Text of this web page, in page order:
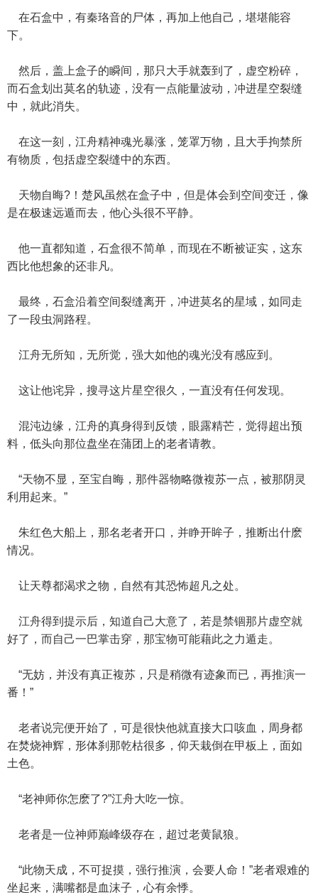
在石盒中，有秦珞音的尸体，再加上他自己，堪堪能容
下。
然后，盖上盒子的瞬间，那只大手就轰到了，虚空粉碎，
而石盒划出莫名的轨迹，没有一点能量波动，冲进星空裂缝
中，就此消失。
在这一刻，江舟精神魂光暴涨，笼罩万物，且大手拘禁所
有物质，包括虚空裂缝中的东西。
天物自晦?！楚风虽然在盒子中，但是体会到空间变迁，像
是在极速远遁而去，他心头很不平静。
他一直都知道，石盒很不简单，而现在不断被证实，这东
西比他想象的还非凡。
最终，石盒沿着空间裂缝离开，冲进莫名的星域，如同走
了一段虫洞路程。
江舟无所知，无所觉，强大如他的魂光没有感应到。
这让他诧异，搜寻这片星空很久，一直没有任何发现。
混沌边缘，江舟的真身得到反馈，眼露精芒，觉得超出预
料，低头向那位盘坐在蒲团上的老者请教。
“天物不显，至宝自晦，那件器物略微複苏一点，被那阴灵
利用起来。”
朱红色大船上，那名老者开口，并睁开眸子，推断出什麽
情况。
让天尊都渴求之物，自然有其恐怖超凡之处。
江舟得到提示后，知道自己大意了，若是禁锢那片虚空就
好了，而自己一巴掌击穿，那宝物可能藉此之力遁走。
“无妨，并没有真正複苏，只是稍微有迹象而已，再推演一
番！”
老者说完便开始了，可是很快他就直接大口咳血，周身都
在焚烧神辉，形体刹那乾枯很多，仰天栽倒在甲板上，面如
土色。
“老神师你怎麽了?”江舟大吃一惊。
老者是一位神师巅峰级存在，超过老黄鼠狼。
“此物天成，不可捉摸，强行推演，会要人命！”老者艰难的
坐起来，满嘴都是血沫子，心有余悸。